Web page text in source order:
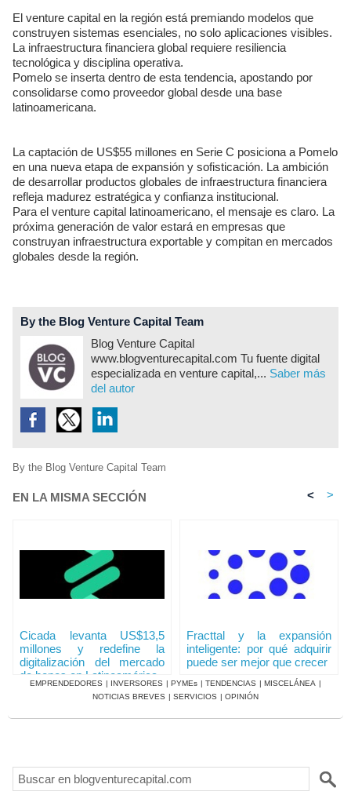
El venture capital en la región está premiando modelos que
construyen sistemas esenciales, no solo aplicaciones visibles.
La infraestructura financiera global requiere resiliencia
tecnológica y disciplina operativa.
Pomelo se inserta dentro de esta tendencia, apostando por
consolidarse como proveedor global desde una base
latinoamericana.
La captación de US$55 millones en Serie C posiciona a Pomelo
en una nueva etapa de expansión y sofisticación. La ambición
de desarrollar productos globales de infraestructura financiera
refleja madurez estratégica y confianza institucional.
Para el venture capital latinoamericano, el mensaje es claro. La
próxima generación de valor estará en empresas que
construyan infraestructura exportable y compitan en mercados
globales desde la región.
By the Blog Venture Capital Team
Blog Venture Capital
www.blogventurecapital.com Tu fuente digital
especializada en venture capital,... Saber más
del autor
By the Blog Venture Capital Team
EN LA MISMA SECCIÓN < >
Cicada levanta US$13,5
millones y redefine la
digitalización del mercado
de bonos en Latinoamérica
Fracttal y la expansión
inteligente: por qué adquirir
puede ser mejor que crecer
EMPRENDEDORES | INVERSORES | PYMEs | TENDENCIAS | MISCELÁNEA |
NOTICIAS BREVES | SERVICIOS | OPINIÓN